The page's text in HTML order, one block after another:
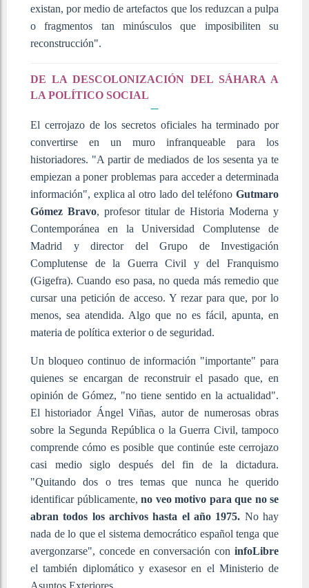
existan, por medio de artefactos que los reduzcan a pulpa
o fragmentos tan minúsculos que imposibiliten su
reconstrucción".
DE LA DESCOLONIZACIÓN DEL SÁHARA A
LA POLÍTICO SOCIAL
El cerrojazo de los secretos oficiales ha terminado por
convertirse en un muro infranqueable para los
historiadores. "A partir de mediados de los sesenta ya te
empiezan a poner problemas para acceder a determinada
información", explica al otro lado del teléfono Gutmaro
Gómez Bravo, profesor titular de Historia Moderna y
Contemporánea en la Universidad Complutense de
Madrid y director del Grupo de Investigación
Complutense de la Guerra Civil y del Franquismo
(Gigefra). Cuando eso pasa, no queda más remedio que
cursar una petición de acceso. Y rezar para que, por lo
menos, sea atendida. Algo que no es fácil, apunta, en
materia de política exterior o de seguridad.
Un bloqueo continuo de información "importante" para
quienes se encargan de reconstruir el pasado que, en
opinión de Gómez, "no tiene sentido en la actualidad".
El historiador Ángel Viñas, autor de numerosas obras
sobre la Segunda República o la Guerra Civil, tampoco
comprende cómo es posible que continúe este cerrojazo
casi medio siglo después del fin de la dictadura.
"Quitando dos o tres temas que nunca he querido
identificar públicamente, no veo motivo para que no se
abran todos los archivos hasta el año 1975. No hay
nada de lo que el sistema democrático español tenga que
avergonzarse", concede en conversación con infoLibre
el también diplomático y exasesor en el Ministerio de